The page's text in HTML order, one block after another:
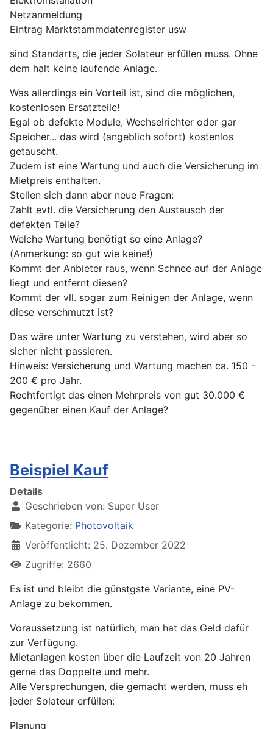
Netzanmeldung
Eintrag Marktstammdatenregister usw
sind Standarts, die jeder Solateur erfüllen muss. Ohne
dem halt keine laufende Anlage.
Was allerdings ein Vorteil ist, sind die möglichen,
kostenlosen Ersatzteile!
Egal ob defekte Module, Wechselrichter oder gar
Speicher... das wird (angeblich sofort) kostenlos
getauscht.
Zudem ist eine Wartung und auch die Versicherung im
Mietpreis enthalten.
Stellen sich dann aber neue Fragen:
Zahlt evtl. die Versicherung den Austausch der
defekten Teile?
Welche Wartung benötigt so eine Anlage?
(Anmerkung: so gut wie keine!)
Kommt der Anbieter raus, wenn Schnee auf der Anlage
liegt und entfernt diesen?
Kommt der vll. sogar zum Reinigen der Anlage, wenn
diese verschmutzt ist?
Das wäre unter Wartung zu verstehen, wird aber so
sicher nicht passieren.
Hinweis: Versicherung und Wartung machen ca. 150 -
200 € pro Jahr.
Rechtfertigt das einen Mehrpreis von gut 30.000 €
gegenüber einen Kauf der Anlage?
Beispiel Kauf
Details
Geschrieben von: Super User
Kategorie: Photovoltaik
Veröffentlicht: 25. Dezember 2022
Zugriffe: 2660
Es ist und bleibt die günstgste Variante, eine PV-
Anlage zu bekommen.
Voraussetzung ist natürlich, man hat das Geld dafür
zur Verfügung.
Mietanlagen kosten über die Laufzeit von 20 Jahren
gerne das Doppelte und mehr.
Alle Versprechungen, die gemacht werden, muss eh
jeder Solateur erfüllen:
Planung